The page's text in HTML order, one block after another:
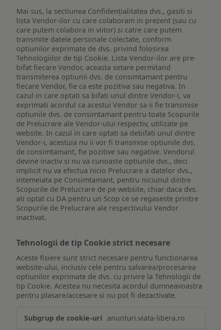
Mai sus, la sectiunea Confidențialitatea dvs., gasiti si
lista Vendor-ilor cu care colaboram in prezent (sau cu
care putem colabora in viitor) si catre care putem
transmite datele personale colectate, conform
optiunilor exprimate de dvs. privind folosirea
Tehnologiilor de tip Cookie. Lista Vendor-ilor are pre-
bifat fiecare Vendor, aceasta setare permitand
transmiterea optiunii dvs. de consimtamant pentru
fiecare Vendor, fie ca este pozitiva sau negativa. In
cazul in care optati sa bifati unul dintre Vendor-i, va
exprimati acordul ca acestui Vendor sa ii fie transmise
optiunile dvs. de consimtamant pentru toate Scopurile
de Prelucrare ale Vendor-ului respectiv, utilizate pe
website. In cazul in care optati sa debifati unul dintre
Vendor-i, acestuia nu ii vor fi transmise optiunile dvs.
de consimtamant, fie pozitive sau negative. Vendorul
devine inactiv si nu va cunoaste optiunile dvs., deci
implicit nu va efectua nicio Prelucrare a datelor dvs.,
intemeiata pe Consimtamant, pentru niciunul dintre
Scopurile de Prelucrare de pe website, chiar daca dvs.
ati optat cu DA pentru un Scop ce se regaseste printre
Scopurile de Prelucrare ale respectivului Vendor
inactivat.
Tehnologii de tip Cookie strict necesare
Aceste fisiere sunt strict necesare pentru functionarea
website-ului, inclusiv cele pentru salvarea/procesarea
optiunilor exprimate de dvs. cu privire la Tehnologii de
tip Cookie. Acestea nu necesita acordul dumneavoastra
pentru plasare/accesare si nu pot fi dezactivate.
de
anunturi.viata-libera.ro